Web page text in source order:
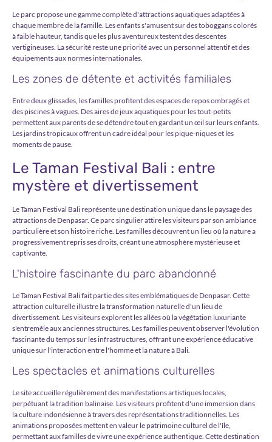
Le parc propose une gamme complète d'attractions aquatiques adaptées à
chaque membre de la famille. Les enfants s'amusent sur des toboggans colorés
à faible hauteur, tandis que les plus aventureux testent des descentes
vertigineuses. La sécurité reste une priorité avec un personnel attentif et des
équipements aux normes internationales.
Les zones de détente et activités familiales
Entre deux glissades, les familles profitent des espaces de repos ombragés et
des piscines à vagues. Des aires de jeux aquatiques pour les tout-petits
permettent aux parents de se détendre tout en gardant un œil sur leurs enfants.
Les jardins tropicaux offrent un cadre idéal pour les pique-niques et les
moments de pause.
Le Taman Festival Bali : entre
mystère et divertissement
Le Taman Festival Bali représente une destination unique dans le paysage des
attractions de Denpasar. Ce parc singulier attire les visiteurs par son ambiance
particulière et son histoire riche. Les familles découvrent un lieu où la nature a
progressivement repris ses droits, créant une atmosphère mystérieuse et
captivante.
L'histoire fascinante du parc abandonné
Le Taman Festival Bali fait partie des sites emblématiques de Denpasar. Cette
attraction culturelle illustre la transformation naturelle d'un lieu de
divertissement. Les visiteurs explorent les allées où la végétation luxuriante
s'entremêle aux anciennes structures. Les familles peuvent observer l'évolution
fascinante du temps sur les infrastructures, offrant une expérience éducative
unique sur l'interaction entre l'homme et la nature à Bali.
Les spectacles et animations culturelles
Le site accueille régulièrement des manifestations artistiques locales,
perpétuant la tradition balinaise. Les visiteurs profitent d'une immersion dans
la culture indonésienne à travers des représentations traditionnelles. Les
animations proposées mettent en valeur le patrimoine culturel de l'île,
permettant aux familles de vivre une expérience authentique. Cette destination